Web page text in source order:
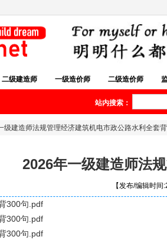
二级建造师 一级造价师 二级造价师
站内搜索：
级建造师法规管理经济建筑机电市政公路水利全套
2026年一级建造师法
【发布/编辑时
300句.pdf
300句.pdf
300句.pdf